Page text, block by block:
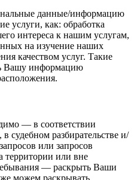
данные/информацию
услуги, как: обработка
интереса к нашим услугам,
на изучение наших
качеством услуг. Такие
Вашу информацию
— в соответствии
судебном разбирательстве и/
или запросов
территории или вне
— раскрыть Ваши